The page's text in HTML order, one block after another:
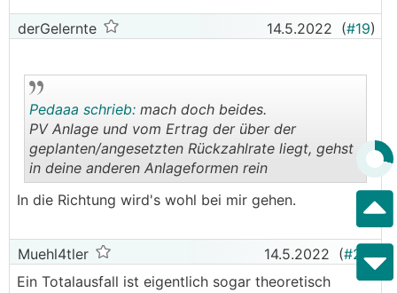
derGelernte 14.5.2022 (#19)
..
Pedaaa schrieb: mach doch beides.
PV Anlage und vom Ertrag der über der
geplanten/angesetzten Rückzahlrate liegt, gehst
in deine anderen Anlageformen rein
In die Richtung wird's wohl bei mir gehen.
Muehl4tler 14.5.2022 (#20)
Ein Totalausfall ist eigentlich sogar theoretisch